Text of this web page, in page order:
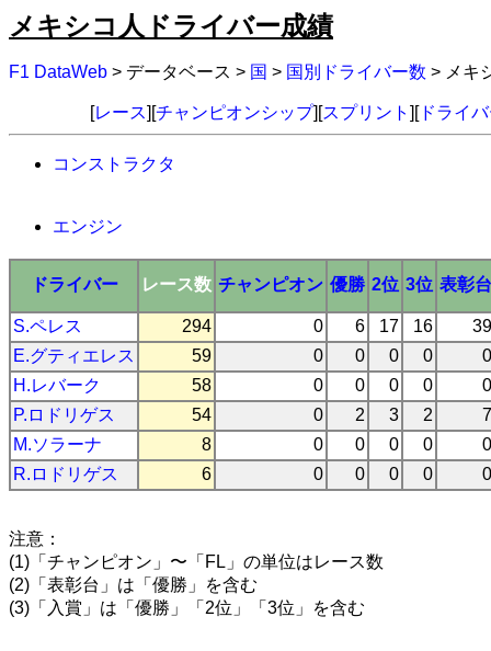
メキシコ人ドライバー成績
F1 DataWeb > データベース > 国 > 国別ドライバー数 > メキ
[レース][チャンピオンシップ][スプリント ][ドライ
コンストラクタ
エンジン
ドライバー レース数 チャンピオン 優勝 2位 3位 表彰台
S.ペレス 294 0 6 17 16
39
E.グティエレス
59 0 0 0 0
0
H.レバーク
58 0 0 0 0
0
P.ロドリゲス
54 0 2 3 2
7
M.ソラーナ
8 0 0 0 0
0
R.ロドリゲス
6 0 0 0 0 0
注意：
(1)「チャンピオン」〜「FL」の単位はレース数
(2)「表彰台」は「優勝」を含む
(3)「入賞」は「優勝」「2位」「3位」を含む